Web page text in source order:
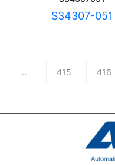
S34307-051
… 415 416